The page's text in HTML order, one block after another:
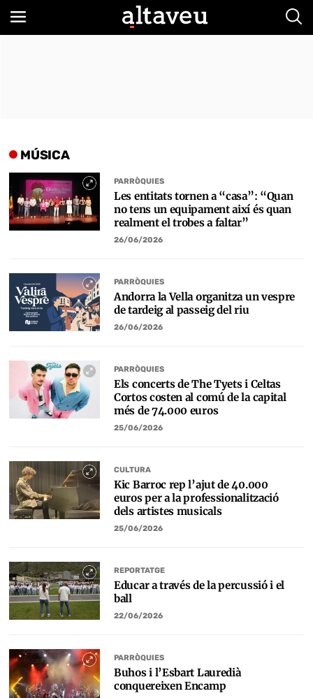
MÚSICA
PARRÒQUIES
Les entitats tornen a “casa”: “Quan
no tens un equipament així és quan
realment el trobes a faltar”
26/06/2026
PARRÒQUIES
Andorra la Vella organitza un vespre
de tardeig al passeig del riu
26/06/2026
PARRÒQUIES
Els concerts de The Tyets i Celtas
Cortos costen al comú de la capital
més de 74.000 euros
25/06/2026
CULTURA
Kic Barroc rep l’ajut de 40.000
euros per a la professionalització
dels artistes musicals
25/06/2026
REPORTATGE
Educar a través de la percussió i el
ball
22/06/2026
PARRÒQUIES
Buhos i l’Esbart Lauredià
conquereixen Encamp